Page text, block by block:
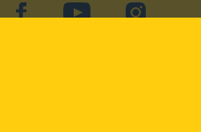
facebookYouTube Instagram